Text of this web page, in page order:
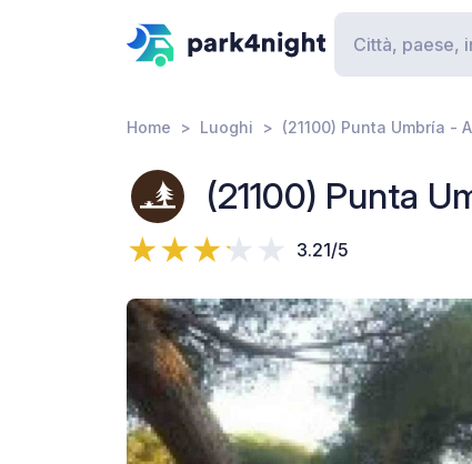
Home Luoghi (21100) Punta Umbría -
(21100) Punta
3.21/5